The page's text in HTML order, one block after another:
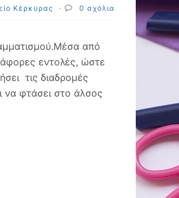
Κέρκυρας · 0 σχόλια
από
εντολές, ώστε
τις διαδρομές
να φτάσει στο άλσος